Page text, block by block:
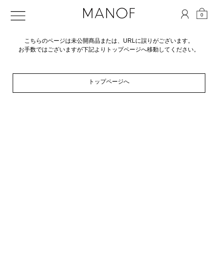
0
こちらのページは未公開商品または、URLに誤りがございます。
お手数ではございますが下記よりトップページへ移動してください。
トップページへ